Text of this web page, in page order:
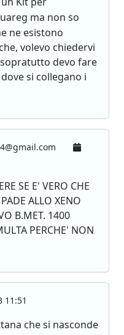
ma non so
ne esistono
volevo chiedervi
devo fare
si collegano i
SE E' VERO CHE
ALLO XENO
B.MET. 1400
PERCHE' NON
11:51
che si nasconde